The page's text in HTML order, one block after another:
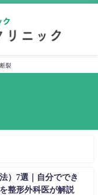
裂
）7選｜自分ででき
整形外科医が解説